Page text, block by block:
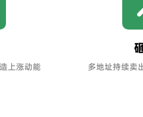
上涨动能 多地址持续卖